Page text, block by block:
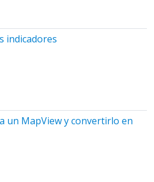
indicadores
un MapView y convertirlo en